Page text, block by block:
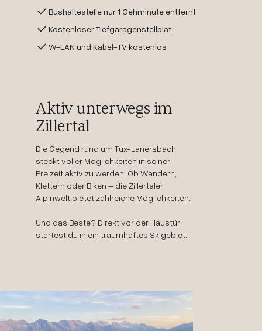
Bushaltestelle nur 1 Gehminute entfernt
Kostenloser Tiefgaragenstellplat
W-LAN und Kabel-TV kostenlos
Aktiv unterwegs im
Zillertal
Die Gegend rund um Tux-Lanersbach
steckt voller Möglichkeiten in seiner
Freizeit aktiv zu werden. Ob Wandern,
Klettern oder Biken – die Zillertaler
Alpinwelt bietet zahlreiche Möglichkeiten.
Und das Beste? Direkt vor der Haustür
startest du in ein traumhaftes Skigebiet.